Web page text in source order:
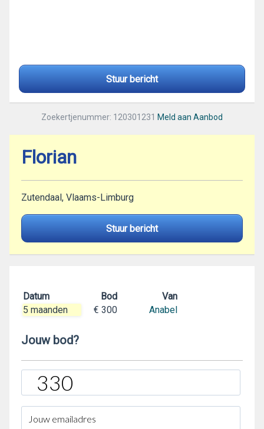
Stuur bericht
Zoekertjenummer: 120301231 Meld aan Aanbod
Florian
Zutendaal, Vlaams-Limburg
Stuur bericht
Datum Bod
Van
5 maanden
€ 300 Anabel
Jouw bod?